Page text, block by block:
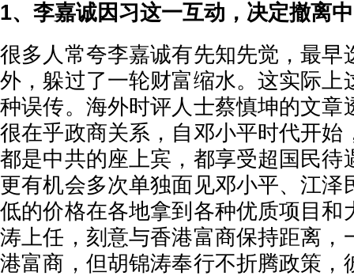
1、李嘉诚因习这一互动，决定撤离
很多人常夸李嘉诚有先知先觉，最早
外，躲过了一轮财富缩水。这实际上
种误传。海外时评人士蔡慎坤的文章
很在乎政商关系，自邓小平时代开始
都是中共的座上宾，都享受超国民待
更有机会多次单独面见邓小平、江泽
低的价格在各地拿到各种优质项目和
涛上任，刻意与香港富商保持距离，
港富商，但胡锦涛奉行不折腾政策，